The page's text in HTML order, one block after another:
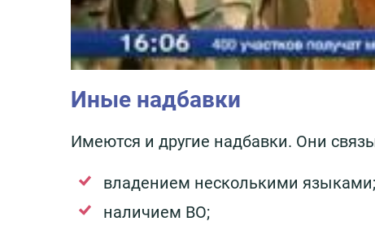
Иные надбавки
Имеются и другие надбавки. Они
владением несколькими языками;
наличием ВО;